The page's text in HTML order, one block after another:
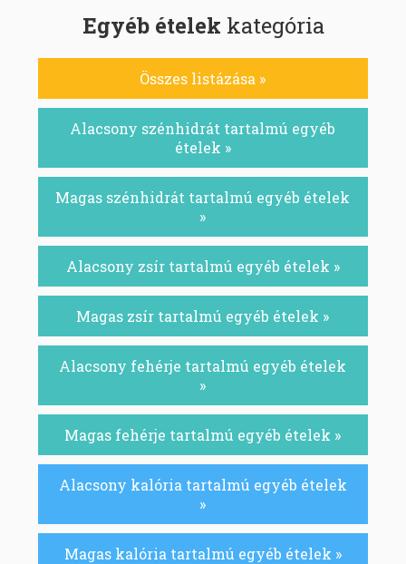
Egyéb ételek kategória
Összes listázása »
Alacsony szénhidrát tartalmú egyéb
ételek »
Magas szénhidrát tartalmú egyéb ételek
»
Alacsony zsír tartalmú egyéb ételek »
Magas zsír tartalmú egyéb ételek »
Alacsony fehérje tartalmú egyéb ételek
»
Magas fehérje tartalmú egyéb ételek »
Alacsony kalória tartalmú egyéb ételek
»
Magas kalória tartalmú egyéb ételek »